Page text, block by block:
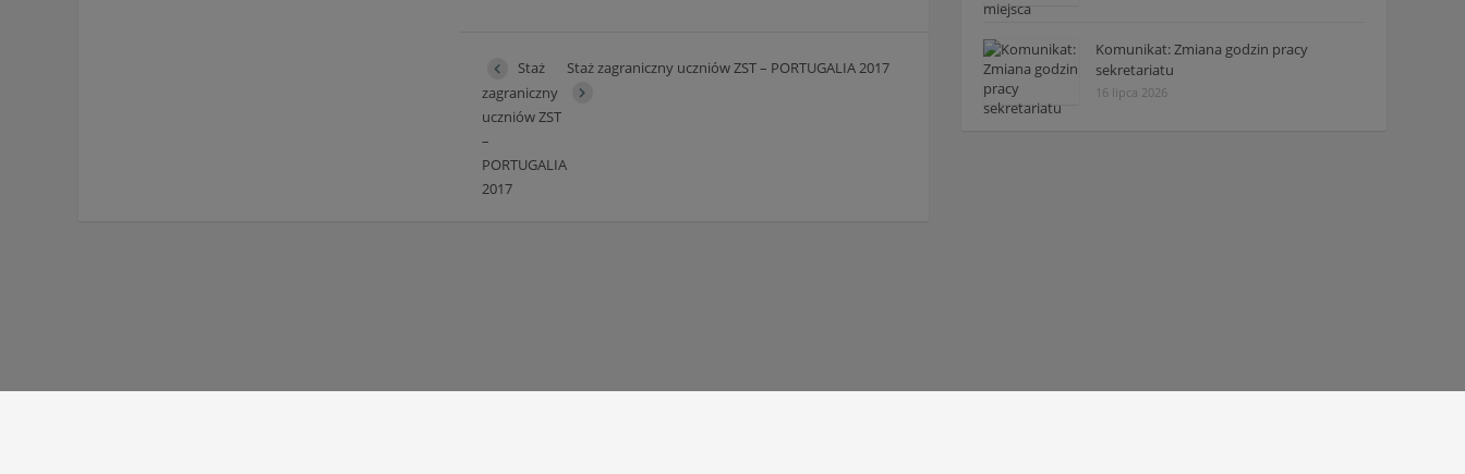
Staż
zagraniczny
uczniów ZST
–
PORTUGALIA
2017
Staż zagraniczny uczniów ZST – PORTUGALIA 2017
Komunikat: Zmiana godzin pracy
sekretariatu
16 lipca 2026